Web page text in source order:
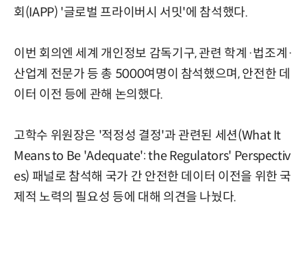
회(IAPP) '글로벌 프라이버시 서밋'에 참석했다.
이번 회의엔 세계 개인정보 감독기구, 관련 학계·법조계·
산업계 전문가 등 총 5000여명이 참석했으며, 안전한 데
이터 이전 등에 관해 논의했다.
고학수 위원장은 '적정성 결정'과 관련된 세션(What It
Means to Be 'Adequate': the Regulators' Perspectiv
es) 패널로 참석해 국가 간 안전한 데이터 이전을 위한 국
제적 노력의 필요성 등에 대해 의견을 나눴다.